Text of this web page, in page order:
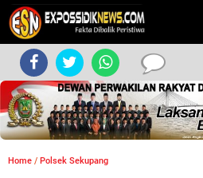
Home / Polsek Sekupang